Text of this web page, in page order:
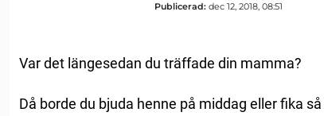
Publicerad: dec 12, 2018, 08:51
Var det längesedan du träffade din mamma?
Då borde du bjuda henne på middag eller fika